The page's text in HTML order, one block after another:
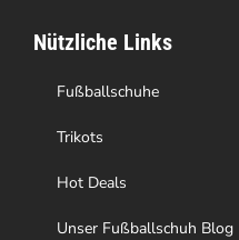
der
Produktseite
gewählt
werden
Nützliche Links
Fußballschuhe
Trikots
Hot Deals
Unser Fußballschuh Blog